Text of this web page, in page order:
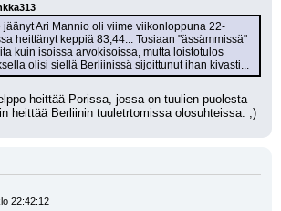
jäänyt Ari Mannio oli viime viikonloppuna 22-
heittänyt keppiä 83,44... Tosiaan "ässämmissä"
kuin isoissa arvokisoissa, mutta loistotulos
olisi siellä Berliinissä sijoittunut ihan kivasti...
heittää Porissa, jossa on tuulien puolesta
heittää Berliinin tuuletrtomissa olosuhteissa. ;)
22:42:12